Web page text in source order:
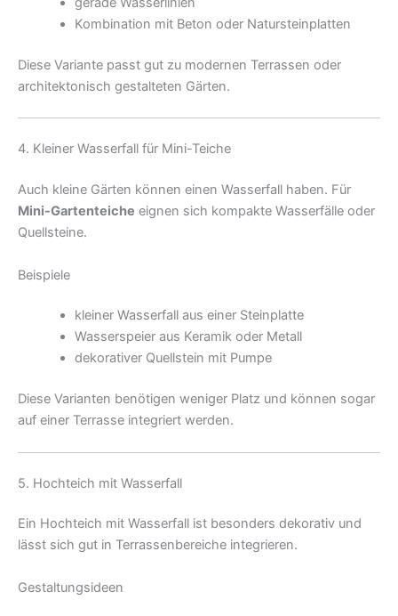
Kombination mit Beton oder Natursteinplatten
Diese Variante passt gut zu modernen Terrassen oder
architektonisch gestalteten Gärten.
4. Kleiner Wasserfall für Mini-Teiche
Auch kleine Gärten können einen Wasserfall haben. Für
Mini-Gartenteiche eignen sich kompakte Wasserfälle oder
Quellsteine.
Beispiele
kleiner Wasserfall aus einer Steinplatte
Wasserspeier aus Keramik oder Metall
dekorativer Quellstein mit Pumpe
Diese Varianten benötigen weniger Platz und können sogar
auf einer Terrasse integriert werden.
5. Hochteich mit Wasserfall
Ein Hochteich mit Wasserfall ist besonders dekorativ und
lässt sich gut in Terrassenbereiche integrieren.
Gestaltungsideen